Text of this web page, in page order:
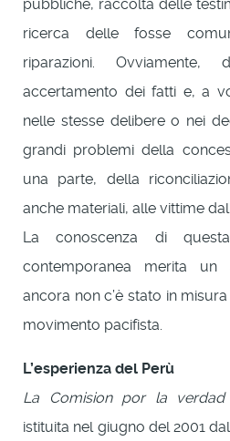
pubbliche, raccolta delle
ricerca delle fosse
riparazioni.
accertamento dei fatti e, a
nelle stesse delibere o nei
grandi problemi della
una parte, della
anche materiali, alle vittime
La conoscenza di
contemporanea merita un
ancora non c’è stato in
movimento pacifista.
L’esperienza del Perù
La Comision por la
istituita nel giugno del 2001